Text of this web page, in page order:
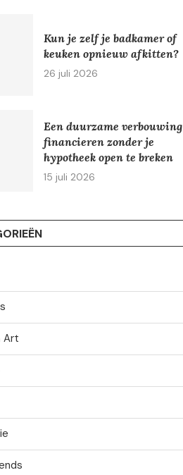
Kun je zelf je badkamer of
keuken opnieuw afkitten?
26 juli 2026
Een duurzame verbouwing
financieren zonder je
hypotheek open te breken
15 juli 2026
Art